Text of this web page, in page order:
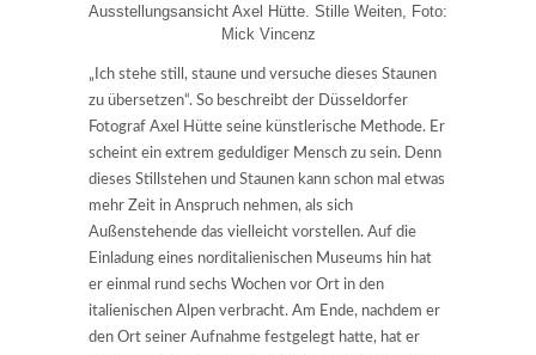
Ausstellungsansicht Axel Hütte. Stille Weiten, Foto:
Mick Vincenz
„Ich stehe still, staune und versuche dieses Staunen
zu übersetzen“. So beschreibt der Düsseldorfer
Fotograf Axel Hütte seine künstlerische Methode. Er
scheint ein extrem geduldiger Mensch zu sein. Denn
dieses Stillstehen und Staunen kann schon mal etwas
mehr Zeit in Anspruch nehmen, als sich
Außenstehende das vielleicht vorstellen. Auf die
Einladung eines norditalienischen Museums hin hat
er einmal rund sechs Wochen vor Ort in den
italienischen Alpen verbracht. Am Ende, nachdem er
den Ort seiner Aufnahme festgelegt hatte, hat er